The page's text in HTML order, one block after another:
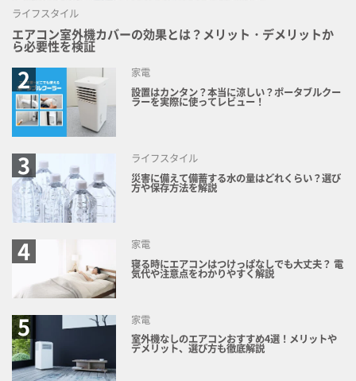
ライフスタイル
エアコン室外機カバーの効果とは？メリット・デメリットか
ら必要性を検証
家電
設置はカンタン？本当に涼しい？ポータブルクー
ラーを実際に使ってレビュー！
ライフスタイル
災害に備えて備蓄する水の量はどれくらい？選び
方や保存方法を解説
家電
寝る時にエアコンはつけっぱなしでも大丈夫？ 電
気代や注意点をわかりやすく解説
家電
室外機なしのエアコンおすすめ4選！メリットや
デメリット、選び方も徹底解説